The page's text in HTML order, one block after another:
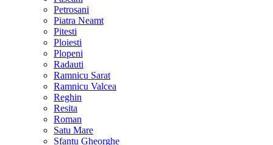
Petrosani
Piatra Neamt
Pitesti
Ploiesti
Plopeni
Radauti
Ramnicu Sarat
Ramnicu Valcea
Reghin
Resita
Roman
Satu Mare
Sfantu Gheorghe